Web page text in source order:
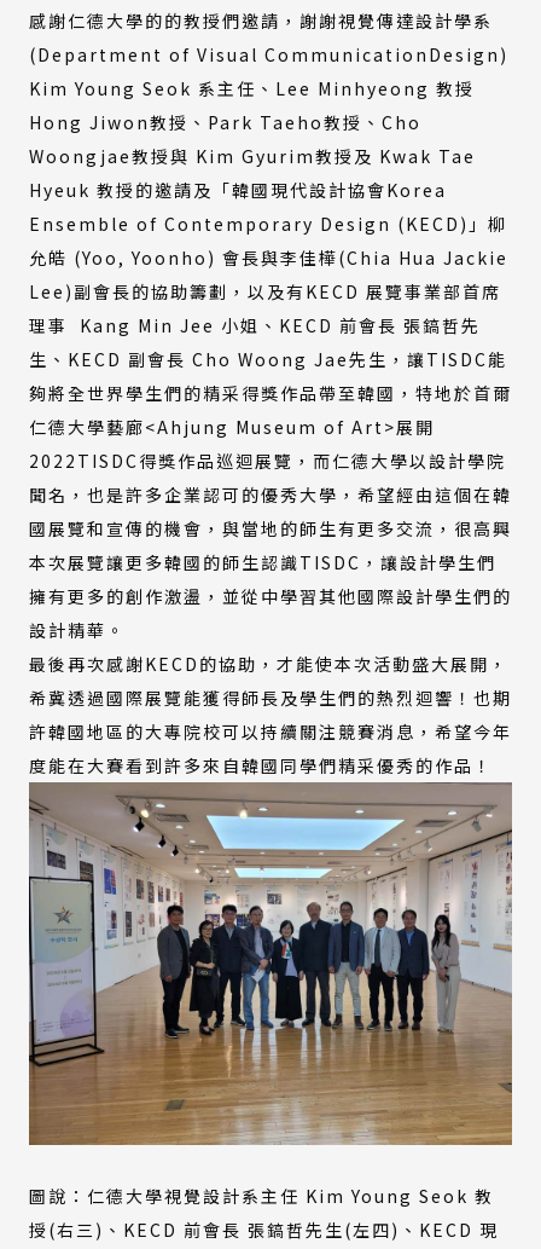
感謝仁德大學的的教授們邀請，謝謝視覺傳達設計學系
(Department of Visual CommunicationDesign)
Kim Young Seok 系主任、Lee Minhyeong 教授
Hong Jiwon教授、Park Taeho教授、Cho
Woongjae教授與 Kim Gyurim教授及 Kwak Tae
Hyeuk 教授的邀請及「韓國現代設計協會Korea
Ensemble of Contemporary Design (KECD)」柳
允皓 (Yoo, Yoonho) 會長與李佳樺(Chia Hua Jackie
Lee)副會長的協助籌劃，以及有KECD 展覽事業部首席
理事 Kang Min Jee 小姐、KECD 前會長 張鎬哲先
生、KECD 副會長 Cho Woong Jae先生，讓TISDC能
夠將全世界學生們的精采得獎作品帶至韓國，特地於首爾
仁德大學藝廊<Ahjung Museum of Art>展開
2022TISDC得獎作品巡迴展覽，而仁德大學以設計學院
聞名，也是許多企業認可的優秀大學，希望經由這個在韓
國展覽和宣傳的機會，與當地的師生有更多交流，很高興
本次展覽讓更多韓國的師生認識TISDC，讓設計學生們
擁有更多的創作激盪，並從中學習其他國際設計學生們的
設計精華。
最後再次感謝KECD的協助，才能使本次活動盛大展開，
希冀透過國際展覽能獲得師長及學生們的熱烈迴響！也期
許韓國地區的大專院校可以持續關注競賽消息，希望今年
度能在大賽看到許多來自韓國同學們精采優秀的作品！
圖說：仁德大學視覺設計系主任 Kim Young Seok 教
授(右三)、KECD 前會長 張鎬哲先生(左四)、KECD 現